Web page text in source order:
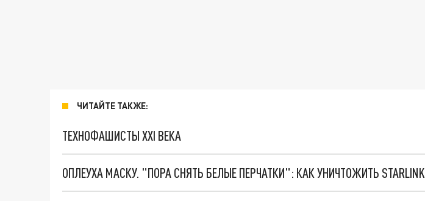
ЧИТАЙТЕ ТАКЖЕ:
ТЕХНОФАШИСТЫ XXI ВЕКА
ОПЛЕУХА МАСКУ. "ПОРА СНЯТЬ БЕЛЫЕ ПЕРЧАТКИ": КАК УНИЧТОЖИТЬ STARLINK